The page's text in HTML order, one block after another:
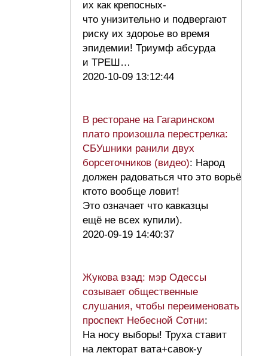
их как крепосных-
что унизительно и подвергают
риску их здороье во время
эпидемии! Триумф абсурда
и ТРЕШ…
2020-10-09 13:12:44
В ресторане на Гагаринском
плато произошла перестрелка:
СБУшники ранили двух
борсеточников (видео): Народ
должен радоваться что это ворьё
ктото вообще ловит!
Это означает что кавказцы
ещё не всех купили).
2020-09-19 14:40:37
Жукова взад: мэр Одессы
созывает общественные
слушания, чтобы переименовать
проспект Небесной Сотни:
На носу выборы! Труха ставит
на лекторат вата+савок-у